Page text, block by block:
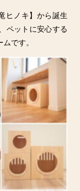
ヒノキ】から誕生
ペットに安心する
です。